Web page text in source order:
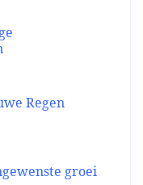
Regen
groei